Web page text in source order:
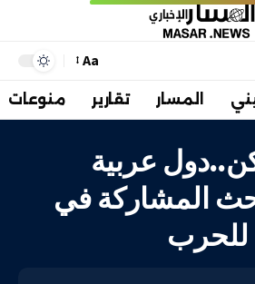
Aa
المسار تقارير منوعات
عربية
المشاركة في
للحرب